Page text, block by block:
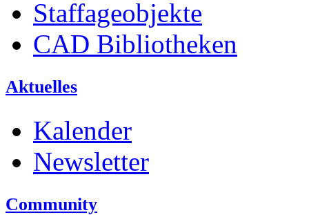
Staffageobjekte
CAD Bibliotheken
Aktuelles
Kalender
Newsletter
Community